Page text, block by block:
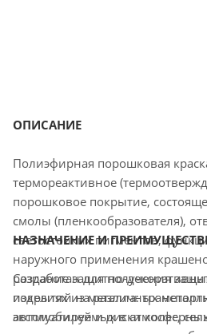
ОПИСАНИЕ
Полиэфирная порошковая
термореактивное
порошковое покрытие,
смолы (пленкообразователя),
светостойких пигментов,
наружного применения
разработан для получения
покрытий на различных
эксплуатируемых в
НАЗНАЧЕНИЕ И
Создание защитно-
изделиях из металла:
автомобилей и диски колес,